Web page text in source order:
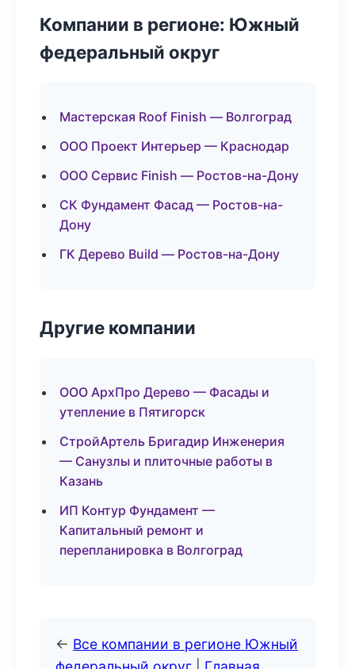
Компании в регионе: Южный
федеральный округ
Мастерская Roof Finish — Волгоград
ООО Проект Интерьер — Краснодар
ООО Сервис Finish — Ростов-на-Дону
СК Фундамент Фасад — Ростов-на-
Дону
ГК Дерево Build — Ростов-на-Дону
Другие компании
ООО АрхПро Дерево — Фасады и
утепление в Пятигорск
СтройАртель Бригадир Инженерия
— Санузлы и плиточные работы в
Казань
ИП Контур Фундамент —
Капитальный ремонт и
перепланировка в Волгоград
← Все компании в регионе Южный